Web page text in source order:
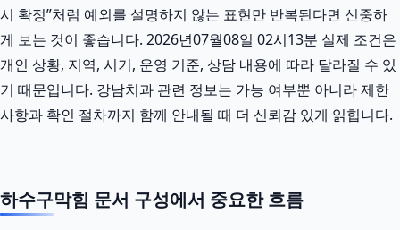
시 확정”처럼 예외를 설명하지 않는 표현만 반복된다면 신중하
게 보는 것이 좋습니다. 2026년07월08일 02시13분 실제 조건은
개인 상황, 지역, 시기, 운영 기준, 상담 내용에 따라 달라질 수 있
기 때문입니다. 강남치과 관련 정보는 가능 여부뿐 아니라 제한
사항과 확인 절차까지 함께 안내될 때 더 신뢰감 있게 읽힙니다.
하수구막힘 문서 구성에서 중요한 흐름